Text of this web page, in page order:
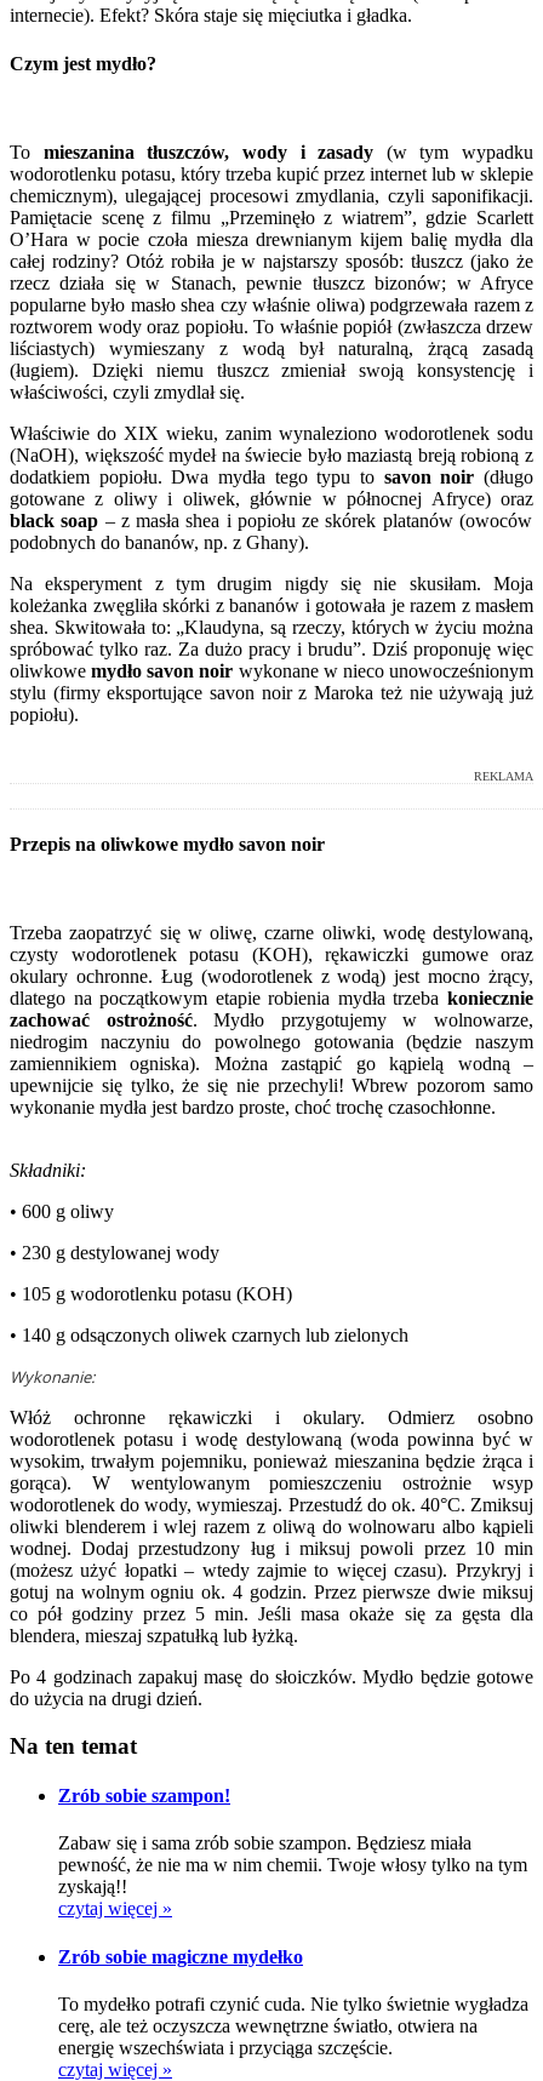
internecie). Efekt? Skóra staje się mięciutka i gładka.
Czym jest mydło?
To mieszanina tłuszczów, wody i zasady (w tym wypadku
wodorotlenku potasu, który trzeba kupić przez internet lub w sklepie
chemicznym), ulegającej procesowi zmydlania, czyli saponifikacji.
Pamiętacie scenę z filmu „Przeminęło z wiatrem”, gdzie Scarlett
O’Hara w pocie czoła miesza drewnianym kijem balię mydła dla
całej rodziny? Otóż robiła je w najstarszy sposób: tłuszcz (jako że
rzecz działa się w Stanach, pewnie tłuszcz bizonów; w Afryce
popularne było masło shea czy właśnie oliwa) podgrzewała razem z
roztworem wody oraz popiołu. To właśnie popiół (zwłaszcza drzew
liściastych) wymieszany z wodą był naturalną, żrącą zasadą
(ługiem). Dzięki niemu tłuszcz zmieniał swoją konsystencję i
właściwości, czyli zmydlał się.
Właściwie do XIX wieku, zanim wynaleziono wodorotlenek sodu
(NaOH), większość mydeł na świecie było maziastą breją robioną z
dodatkiem popiołu. Dwa mydła tego typu to savon noir (długo
gotowane z oliwy i oliwek, głównie w północnej Afryce) oraz
black soap – z masła shea i popiołu ze skórek platanów (owoców
podobnych do bananów, np. z Ghany).
Na eksperyment z tym drugim nigdy się nie skusiłam. Moja
koleżanka zwęgliła skórki z bananów i gotowała je razem z masłem
shea. Skwitowała to: „Klaudyna, są rzeczy, których w życiu można
spróbować tylko raz. Za dużo pracy i brudu”. Dziś proponuję więc
oliwkowemydło savon noir wykonane w nieco unowocześnionym
stylu (firmy eksportujące savon noir z Maroka też nie używają już
popiołu).
REKLAMA
Przepis na oliwkowe mydło savon noir
Trzeba zaopatrzyć się w oliwę, czarne oliwki, wodę destylowaną,
czysty wodorotlenek potasu (KOH), rękawiczki gumowe oraz
okulary ochronne. Ług (wodorotlenek z wodą) jest mocno żrący,
dlatego na początkowym etapie robienia mydła trzeba koniecznie
zachować ostrożność. Mydło przygotujemy w wolnowarze,
niedrogim naczyniu do powolnego gotowania (będzie naszym
zamiennikiem ogniska). Można zastąpić go kąpielą wodną –
upewnijcie się tylko, że się nie przechyli! Wbrew pozorom samo
wykonanie mydła jest bardzo proste, choć trochę czasochłonne.
Składniki:
• 600 g oliwy
• 230 g destylowanej wody
• 105 g wodorotlenku potasu (KOH)
• 140 g odsączonych oliwek czarnych lub zielonych
Wykonanie:
Włóż ochronne rękawiczki i okulary. Odmierz osobno
wodorotlenek potasu i wodę destylowaną (woda powinna być w
wysokim, trwałym pojemniku, ponieważ mieszanina będzie żrąca i
gorąca). W wentylowanym pomieszczeniu ostrożnie wsyp
wodorotlenek do wody, wymieszaj. Przestudź do ok. 40°C. Zmiksuj
oliwki blenderem i wlej razem z oliwą do wolnowaru albo kąpieli
wodnej. Dodaj przestudzony ług i miksuj powoli przez 10 min
(możesz użyć łopatki – wtedy zajmie to więcej czasu). Przykryj i
gotuj na wolnym ogniu ok. 4 godzin. Przez pierwsze dwie miksuj
co pół godziny przez 5 min. Jeśli masa okaże się za gęsta dla
blendera, mieszaj szpatułką lub łyżką.
Po 4 godzinach zapakuj masę do słoiczków. Mydło będzie gotowe
do użycia na drugi dzień.
Na ten temat
Zrób sobie szampon!
Zabaw się i sama zrób sobie szampon. Będziesz miała
pewność, że nie ma w nim chemii. Twoje włosy tylko na tym
zyskają!!
czytaj więcej »
Zrób sobie magiczne mydełko
To mydełko potrafi czynić cuda. Nie tylko świetnie wygładza
cerę, ale też oczyszcza wewnętrzne światło, otwiera na
energię wszechświata i przyciąga szczęście.
czytaj więcej »